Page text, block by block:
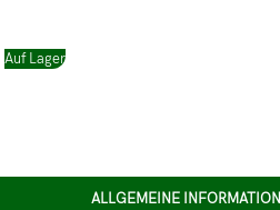
Auf Lager
ALLGEMEINE INFORMATION